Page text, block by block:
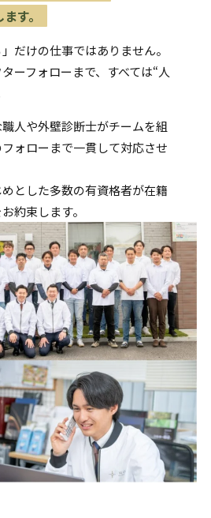
す。
だけの仕事ではありません。
ーフォローまで、すべては“人
人や外壁診断士がチームを組
ォローまで一貫して対応させ
とした多数の有資格者が在籍
約束します。